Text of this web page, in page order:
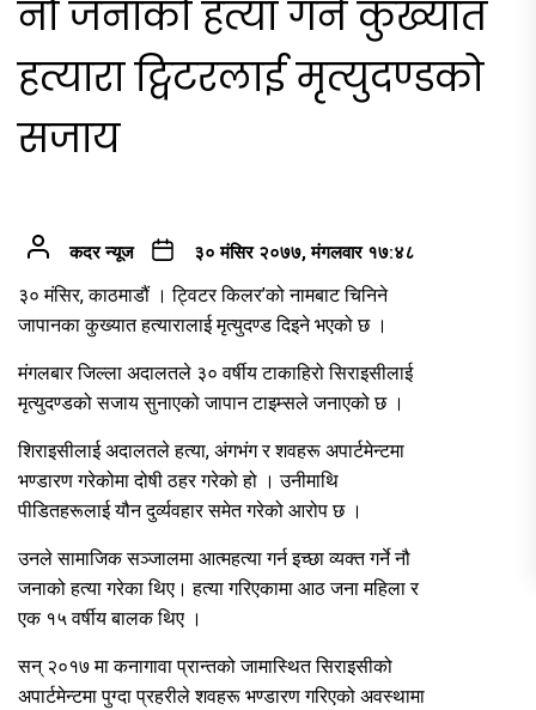
नौ जनाको हत्या गर्ने कुख्यात
हत्यारा ट्विटरलाई मृत्युदण्डको
सजाय
कदर न्यूज ३० मंसिर २०७७, मंगलवार १७:४८
३० मंसिर, काठमाडौं । ट्विटर किलर’को नामबाट चिनिने
जापानका कुख्यात हत्यारालाई मृत्युदण्ड दिइने भएको छ ।
मंगलबार जिल्ला अदालतले ३० वर्षीय टाकाहिरो सिराइसीलाई
मृत्युदण्डको सजाय सुनाएको जापान टाइम्सले जनाएको छ ।
शिराइसीलाई अदालतले हत्या, अंगभंग र शवहरू अपार्टमेन्टमा
भण्डारण गरेकोमा दोषी ठहर गरेको हो । उनीमाथि
पीडितहरूलाई यौन दुर्व्यवहार समेत गरेको आरोप छ ।
उनले सामाजिक सञ्जालमा आत्महत्या गर्न इच्छा व्यक्त गर्ने नौ
जनाको हत्या गरेका थिए। हत्या गरिएकामा आठ जना महिला र
एक १५ वर्षीय बालक थिए ।
सन् २०१७ मा कनागावा प्रान्तको जामास्थित सिराइसीको
अपार्टमेन्टमा पुग्दा प्रहरीले शवहरू भण्डारण गरिएको अवस्थामा